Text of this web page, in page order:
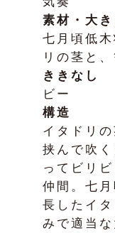
素材・大き
七月頃低
リの茎と
ききなし
ビー
構造
イタドリ
挟んで吹
ってビリ
仲間。七
長したイ
みで適当